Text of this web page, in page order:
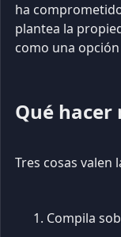
ha
plantea la
como una
Qué
Tres cosas
Compila